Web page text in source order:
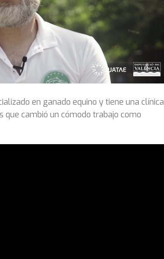
en ganado equino y tiene una clínica
que cambió un cómodo trabajo como